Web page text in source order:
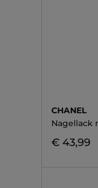
CHANEL
Nagellack
€ 43,99